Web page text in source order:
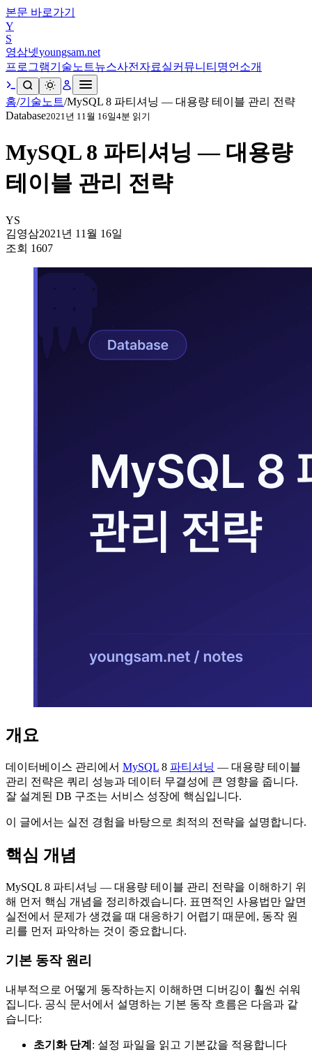
본문 바로가기
Y
S
영삼넷youngsam.net
프로그램기술노트뉴스사전 자료실커뮤니티 명언 소개
홈/기술노트/MySQL 8 파티셔닝 — 대용량 테이블 관리 전략
Database2021년 11월 16일4분 읽기
MySQL 8 파티셔닝 — 대용량
테이블 관리 전략
YS
김영삼2021년 11월 16일
조회 1607
개요
데이터베이스 관리에서 MySQL 8 파티셔닝 — 대용량 테이블
관리 전략은 쿼리 성능과 데이터 무결성에 큰 영향을 줍니다.
잘 설계된 DB 구조는 서비스 성장에 핵심입니다.
이 글에서는 실전 경험을 바탕으로 최적의 전략을 설명합니다.
핵심 개념
MySQL 8 파티셔닝 — 대용량 테이블 관리 전략을 이해하기 위
해 먼저 핵심 개념을 정리하겠습니다. 표면적인 사용법만 알면
실전에서 문제가 생겼을 때 대응하기 어렵기 때문에, 동작 원
리를 먼저 파악하는 것이 중요합니다.
기본 동작 원리
내부적으로 어떻게 동작하는지 이해하면 디버깅이 훨씬 쉬워
집니다. 공식 문서에서 설명하는 기본 동작 흐름은 다음과 같
습니다:
초기화 단계 : 설정 파일을 읽고 기본값을 적용합니다